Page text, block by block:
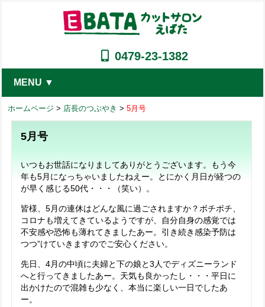
0479-23-1382
MENU ▼
ホームページ > 店長のつぶやき > 5月号
5月号
いつもお世話になりましてありがとうございます。もう今
年も5月になっちゃいましたねえー。とにかく月日が経つの
が早く感じる50代・・・（笑い）。
皆様、5月の連休はどんな風に過ごされますか？ボチボチ、
コロナも増えてきているようですが、自分自身の感覚では
不安感や恐怖も薄れてきましたあー。引き続き感染予防は
つつ”けていきますのでご安心ください。
先日、4月の中頃に夫婦と下の娘と3人でディズニーランド
へと行ってきましたあー。天気も良かったし・・・平日に
出かけたので混雑も少なく、本当に楽しい一日でしたあ
ー。